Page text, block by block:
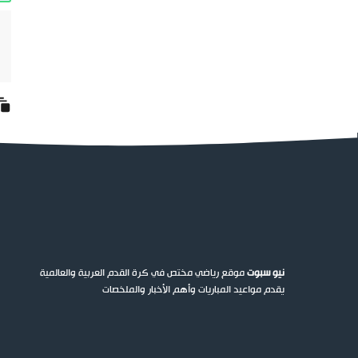
نيو سبوتموقع رياضي مختص في كرة القدم العربية والعالمية
يقدم مواعيد المباريات وأهم الأخبار والملخصات